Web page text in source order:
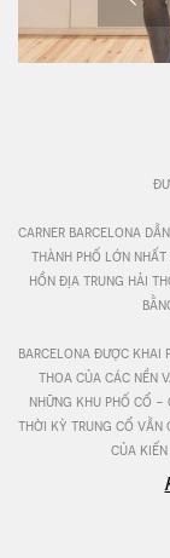
carner barcelona
thành phố lớn nhất
hồn địa trung hải
barcelona được khai
thoa của các nền
những khu phố cổ -
thời kỳ trung cổ vẫn
của